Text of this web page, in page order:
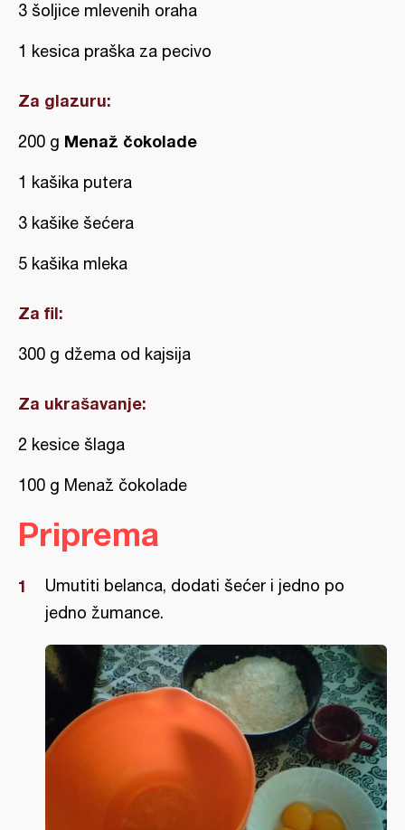
3 šoljice mlevenih oraha
1 kesica praška za pecivo
Za glazuru:
200 g Menaž čokolade
1 kašika putera
3 kašike šećera
5 kašika mleka
Za fil:
300 g džema od kajsija
Za ukrašavanje:
2 kesice šlaga
100 g Menaž čokolade
Priprema
Umutiti belanca, dodati šećer i jedno po
jedno žumance.